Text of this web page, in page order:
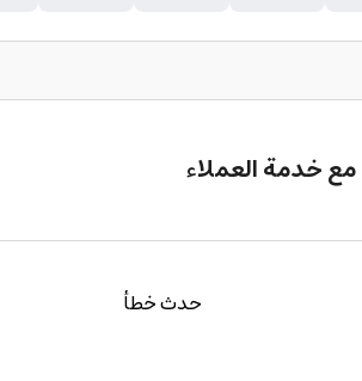
مع خدمة العملاء
حدث خطأ